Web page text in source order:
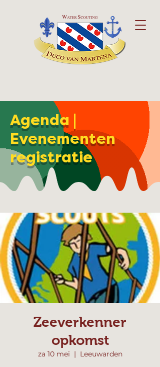
Agenda |
Evenementen
registratie
Zeeverkenner
opkomst
za 10 mei
  |
Leeuwarden